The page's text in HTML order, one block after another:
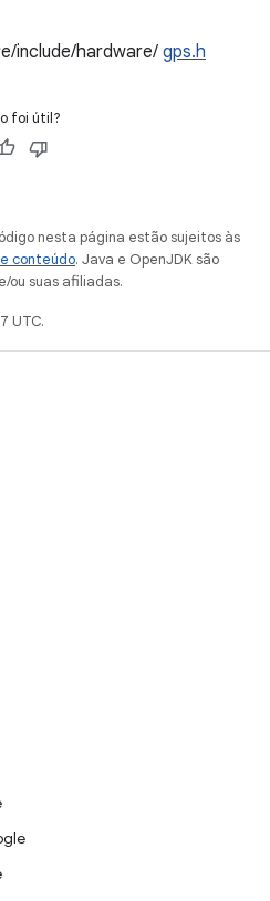
include/hardware/ gps.h
foi útil?
nesta página estão sujeitos às
conteúdo. Java e OpenJDK são
ou suas afiliadas.
UTC.